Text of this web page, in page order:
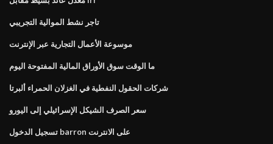
تاجر نشط الموالية التجريبي
موسوعة الأعمال التجارية عبر الإنترنت
ما الوقت سوق الأوراق المالية المفتوحة اليوم
شركات الحقول النفطية في الغزلان الحمراء ألبرتا
سعر الصرف الشيكل الإسرائيلي إلى اليورو
تسجيل الدخول barron على الانترنت